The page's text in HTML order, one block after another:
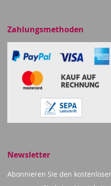
Zahlungsmethoden
Newsletter
Abonnieren Sie den